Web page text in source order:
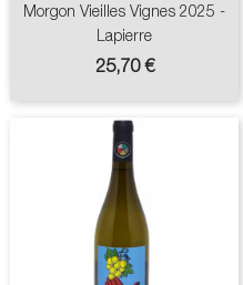
Morgon Vieilles Vignes 2025 -
Lapierre
Prix
25,70 €